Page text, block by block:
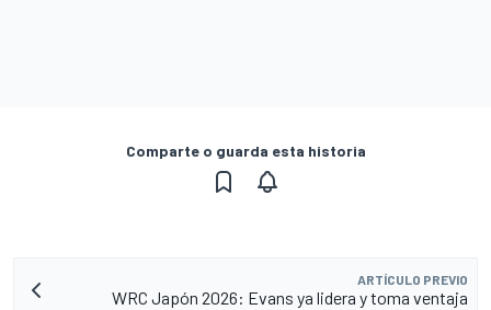
Comparte o guarda esta historia
ARTÍCULO PREVIO
WRC Japón 2026: Evans ya lidera y toma ventaja